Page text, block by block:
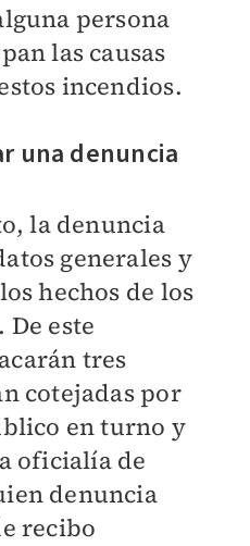
persona
las causas
incendios.
una denuncia
la denuncia
generales y
hechos de los
este
tres
cotejadas por
en turno y
oficialía de
denuncia
recibo